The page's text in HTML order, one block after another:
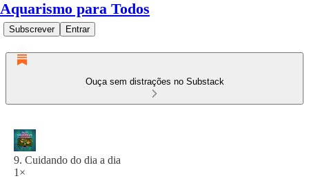
Aquarismo para Todos
Subscrever Entrar
Ouça sem distrações no Substack
9. Cuidando do dia a dia
1×